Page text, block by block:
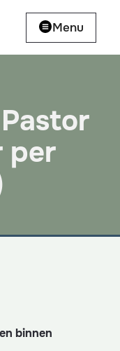
Menu
per
binnen